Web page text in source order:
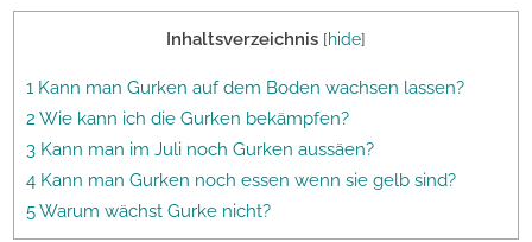
Inhaltsverzeichnis [hide]
1 Kann man Gurken auf dem Boden wachsen lassen?
2 Wie kann ich die Gurken bekämpfen?
3 Kann man im Juli noch Gurken aussäen?
4 Kann man Gurken noch essen wenn sie gelb sind?
5 Warum wächst Gurke nicht?